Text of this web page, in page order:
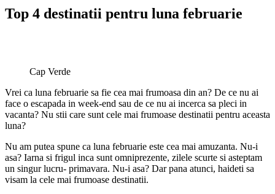
Top 4 destinatii pentru luna februarie
Cap Verde
Vrei ca luna februarie sa fie cea mai frumoasa din an? De ce nu ai
face o escapada in week-end sau de ce nu ai incerca sa pleci in
vacanta? Nu stii care sunt cele mai frumoase destinatii pentru aceasta
luna?
Nu am putea spune ca luna februarie este cea mai amuzanta. Nu-i
asa? Iarna si frigul inca sunt omniprezente, zilele scurte si asteptam
un singur lucru- primavara. Nu-i asa? Dar pana atunci, haideti sa
visam la cele mai frumoase destinatii.